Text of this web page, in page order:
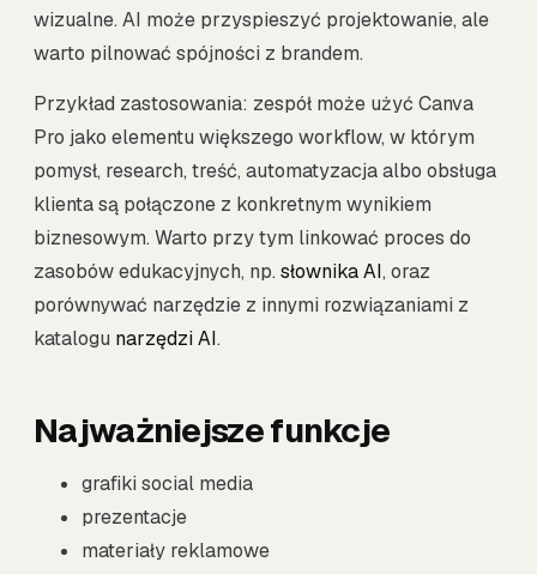
wizualne. AI może przyspieszyć projektowanie, ale
warto pilnować spójności z brandem.
Przykład zastosowania: zespół może użyć Canva
Pro jako elementu większego workflow, w którym
pomysł, research, treść, automatyzacja albo obsługa
klienta są połączone z konkretnym wynikiem
biznesowym. Warto przy tym linkować proces do
zasobów edukacyjnych, np. słownika AI, oraz
porównywać narzędzie z innymi rozwiązaniami z
katalogu narzędzi AI.
Najważniejsze funkcje
grafiki social media
prezentacje
materiały reklamowe